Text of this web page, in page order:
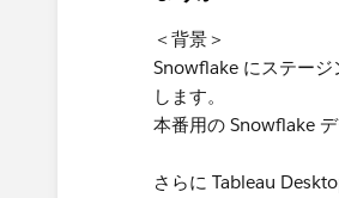
＜背景＞
Snowflake にステージ
します。
本番用の Snowflake
さらに Tableau